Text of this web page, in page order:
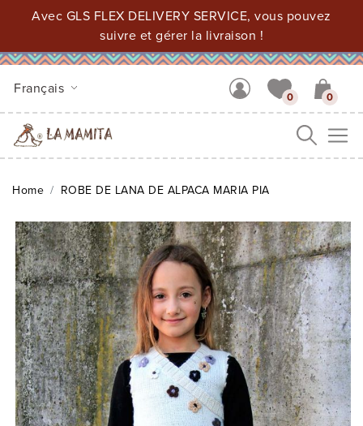
Avec GLS FLEX DELIVERY SERVICE, vous pouvez
suivre et gérer la livraison !
Français
0 0
Home ROBE DE LANA DE ALPACA MARIA PIA